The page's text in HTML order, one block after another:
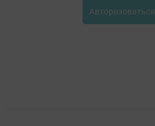
Авторизоваться